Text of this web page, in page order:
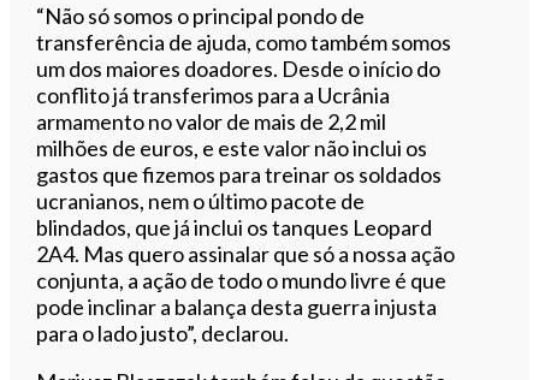
“Não só somos o principal pondo de
transferência de ajuda, como também somos
um dos maiores doadores. Desde o início do
conflito já transferimos para a Ucrânia
armamento no valor de mais de 2,2 mil
milhões de euros, e este valor não inclui os
gastos que fizemos para treinar os soldados
ucranianos, nem o último pacote de
blindados, que já inclui os tanques Leopard
2A4. Mas quero assinalar que só a nossa ação
conjunta, a ação de todo o mundo livre é que
pode inclinar a balança desta guerra injusta
para o lado justo”, declarou.